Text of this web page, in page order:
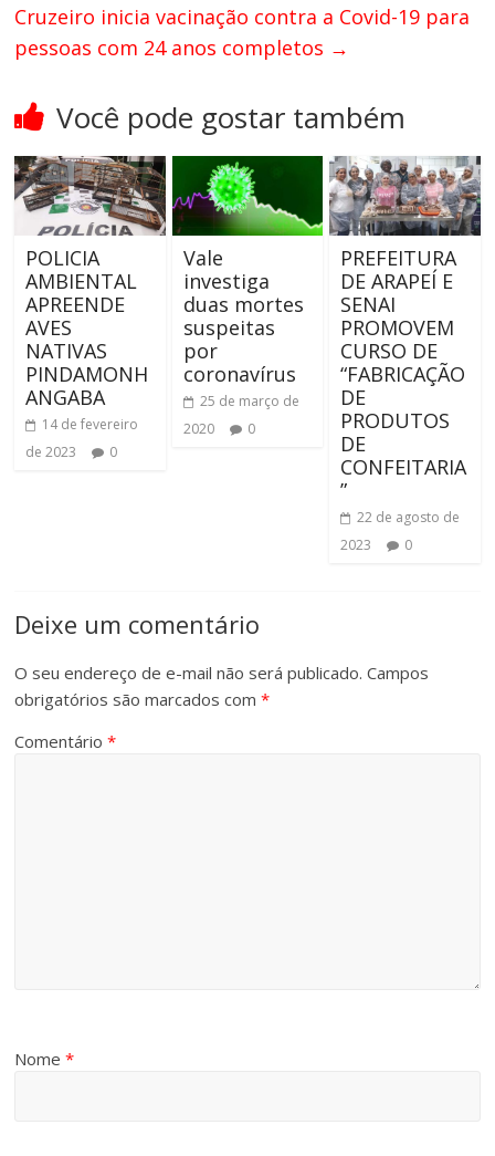
Cruzeiro inicia vacinação contra a Covid-19 para
pessoas com 24 anos completos →
Você pode gostar também
POLICIA
AMBIENTAL
APREENDE
AVES
NATIVAS
PINDAMONH
ANGABA
14 de fevereiro
de 2023
0
Vale
investiga
duas mortes
suspeitas
por
coronavírus
25 de março de
2020
0
PREFEITURA
DE ARAPEÍ E
SENAI
PROMOVEM
CURSO DE
“FABRICAÇÃO
DE
PRODUTOS
DE
CONFEITARIA
”
22 de agosto de
2023
0
Deixe um comentário
O seu endereço de e-mail não será publicado. Campos
obrigatórios são marcados com*
Comentário*
Nome*